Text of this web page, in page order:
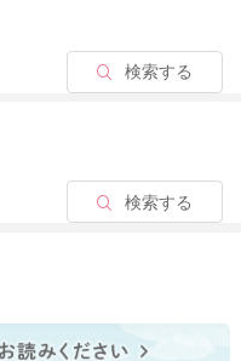
検索する
検索する